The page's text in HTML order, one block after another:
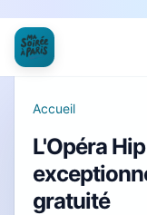
Accueil
L'Opéra
gratuité